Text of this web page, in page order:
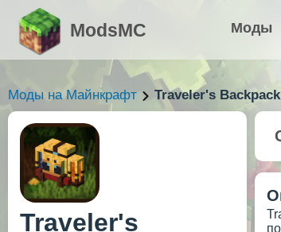
ModsMC Моды
Моды на Майнкрафт Traveler's
Traveler's